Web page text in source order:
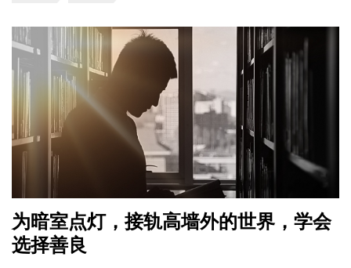
为暗室点灯，接轨高墙外的世界，学会
选择善良